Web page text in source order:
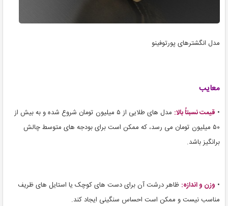
مدل انگشترهای پورتوفینو
معایب
• قیمت نسبتاً بالا:
مدل های طلایی از ۵ میلیون تومان شروع شده و به بیش از
۵۰ میلیون تومان می رسد، که ممکن است برای بودجه های متوسط چالش
برانگیز باشد.
• وزن و اندازه: ظاهر درشت آن برای دست های کوچک یا استایل های ظریف
مناسب نیست و ممکن است احساس سنگینی ایجاد کند.